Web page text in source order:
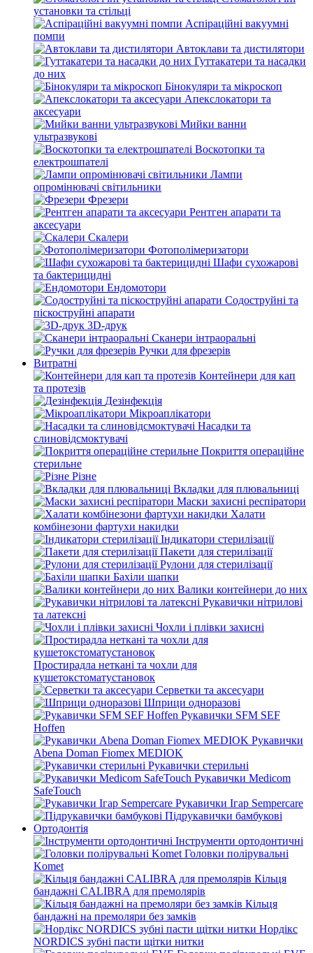
установки та стільці
Аспіраційні вакуумні
помпи
Автоклави та дистилятори
Гуттакатери та насадки
до них
Бінокуляри та мікроскоп
Апекслокатори та
аксесуари
Мийки ванни
ультразвукові
Воскотопки та
електрошпателі
Лампи
опромінювачі світильники
Фрезери
Рентген апарати та
аксесуари
Скалери
Фотополімеризатори
Шафи сухожарові
та бактерицидні
Ендомотори
Содоструйні та
піскоструйні апарати
3D-друк
Сканери інтраоральні
Ручки для фрезерів
Витратні
Контейнери для кап
та протезів
Дезінфекція
Мікроаплікатори
Насадки та
слиновідсмоктувачі
Покриття операційне
стерильне
Різне
Вкладки для плювальниці
Маски захисні респіратори
Халати
комбінезони фартухи накидки
Індикатори стерилізації
Пакети для стерилізації
Рулони для стерилізації
Бахіли шапки
Валики контейнери до них
Рукавички нітрилові
та латексні
Чохли і плівки захисні
Простирадла неткані та чохли для
кушетокстоматустановок
Серветки та аксесуари
Шприци одноразові
Рукавички SFM SEF
Hoffen
Рукавички
Abena Doman Fiomex MEDIOK
Рукавички стерильні
Рукавички Medicom
SafeTouch
Рукавички Ігар Sempercare
Підрукавички бамбукові
Ортодонтія
Інструменти ортодонтичні
Головки полірувальні
Komet
Кільця
бандажні CALIBRA для премолярів
Кільця
бандажні на премоляри без замків
Нордікс
NORDICS зубні пасти щітки нитки